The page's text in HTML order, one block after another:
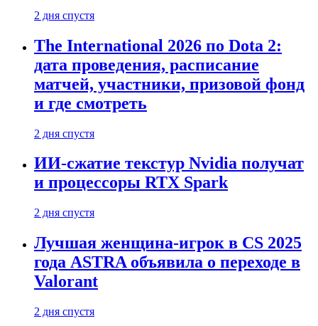
2 дня спустя
The International 2026 по Dota 2:
дата проведения, расписание
матчей, участники, призовой фонд
и где смотреть
2 дня спустя
ИИ-сжатие текстур Nvidia получат
и процессоры RTX Spark
2 дня спустя
Лучшая женщина-игрок в CS 2025
года ASTRA объявила о переходе в
Valorant
2 дня спустя